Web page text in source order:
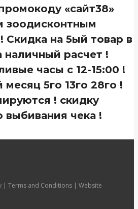
«сайт38»
зоодисконтным
Скидка на 5ый товар в
наличный расчет !
часы с 12-15:00 !
5го 13го 28го !
! скидку
выбивания чека !
| Terms and Conditions | Website